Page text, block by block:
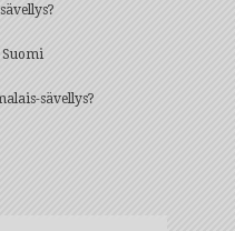
sävellys?